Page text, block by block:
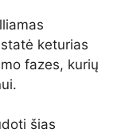
keturias
fazes, kurių
šias